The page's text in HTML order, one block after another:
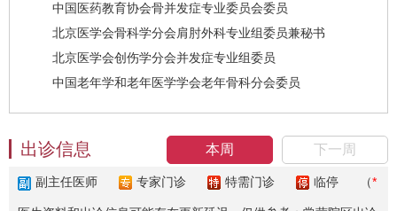
中国医药教育协会骨并发症专业委员会委员
北京医学会骨科学分会肩肘外科专业组委员兼秘书
北京医学会创伤学分会并发症专业组委员
中国老年学和老年医学学会老年骨科分会委员
本周 下一周
出诊信息
副主任医师 专家门诊 特需门诊 临停 （*